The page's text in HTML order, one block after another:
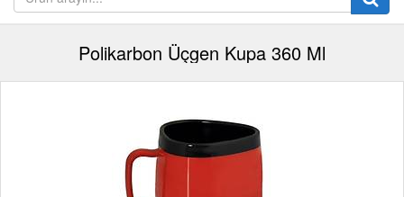
Polikarbon Üçgen Kupa 360 Ml